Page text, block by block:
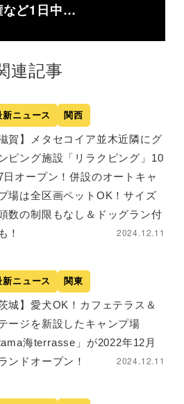
など1日中…
連記事
新ニュース 関西
滋賀】メタセコイア並木近隣にグ
ピング施設「リラクピング」10
日オープン！併設のオートキャ
場は全区画ペットOK！サイズ
数の制限もなし＆ドッグラン付
！
2024.12.11
新ニュース 関東
茨城】愛犬OK！カフェテラス＆
ージを新設したキャンプ場
tama海terrasse」が2022年12月
ンドオープン！
2024.12.11